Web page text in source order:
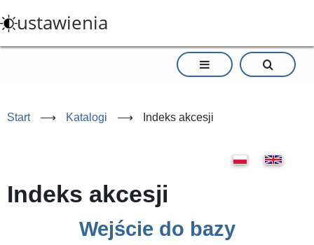
do
treści
ustawienia
Start ⟶ Katalogi ⟶ Indeks akcesji
Indeks akcesji
Wejście do bazy